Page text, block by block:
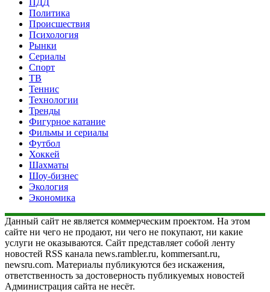
Политика
Происшествия
Психология
Рынки
Сериалы
Спорт
ТВ
Теннис
Технологии
Тренды
Фигурное катание
Фильмы и сериалы
Футбол
Хоккей
Шахматы
Шоу-бизнес
Экология
Экономика
Данный сайт не является коммерческим проектом. На этом
сайте ни чего не продают, ни чего не покупают, ни какие
услуги не оказываются. Сайт представляет собой ленту
новостей RSS канала news.rambler.ru, kommersant.ru,
newsru.com. Материалы публикуются без искажения,
ответственность за достоверность публикуемых новостей
Администрация сайта не несёт.